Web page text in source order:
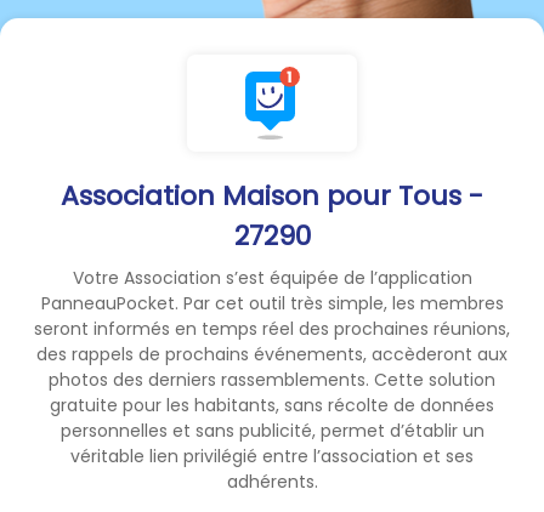
Association Maison pour Tous -
27290
Votre Association s’est équipée de l’application
PanneauPocket. Par cet outil très simple, les membres
seront informés en temps réel des prochaines réunions,
des rappels de prochains événements, accèderont aux
photos des derniers rassemblements. Cette solution
gratuite pour les habitants, sans récolte de données
personnelles et sans publicité, permet d’établir un
véritable lien privilégié entre l’association et ses
adhérents.